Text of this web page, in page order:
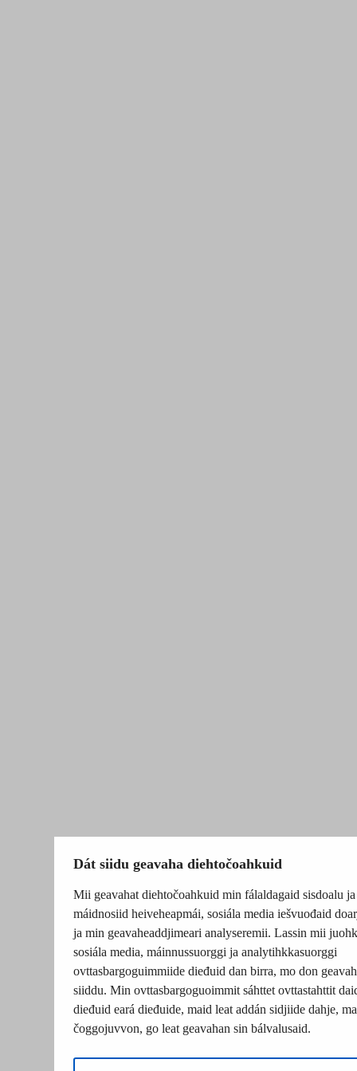
Dát siidu geavaha diehtočoahkuid
Mii geavahat diehtočoahkuid min fálaldagaid sisdoalu ja
máidnosiid heiveheapmái, sosiála media iešvuođaid
ja min geavaheaddjimeari analyseremii. Lassin mii
sosiála media, máinnussuorggi ja analytihkkasuorggi
ovttasbargoguimmiide dieđuid dan birra, mo don
siiddu. Min ovttasbargoguoimmit sáhttet ovttastahttit
dieđuid eará dieđuide, maid leat addán sidjiide dahje,
čoggojuvvon, go leat geavahan sin bálvalusaid.